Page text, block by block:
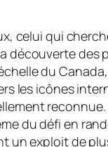
celui qui
découverte des
du
les icônes
du défi en
un exploit de